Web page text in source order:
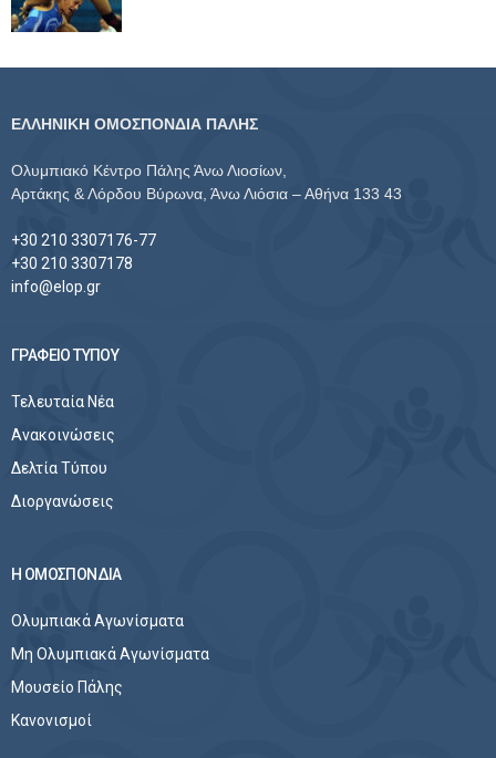
ΕΛΛΗΝΙΚΗ ΟΜΟΣΠΟΝΔΙΑ ΠΑΛΗΣ
Ολυμπιακό Κέντρο Πάλης Άνω Λιοσίων,
Αρτάκης & Λόρδου Βύρωνα, Άνω Λιόσια – Αθήνα 133 43
+30 210 3307176-77
+30 210 3307178
info@elop.gr
ΓΡΑΦΕΙΟ ΤΥΠΟΥ
Τελευταία Νέα
Ανακοινώσεις
Δελτία Τύπου
Διοργανώσεις
Η ΟΜΟΣΠΟΝΔΙΑ
Ολυμπιακά Αγωνίσματα
Μη Ολυμπιακά Αγωνίσματα
Μουσείο Πάλης
Κανονισμοί